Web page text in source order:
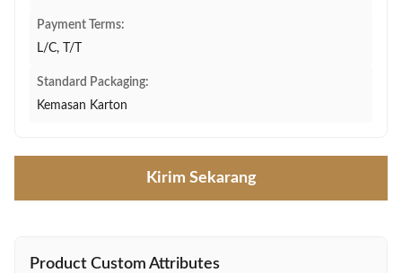
Payment Terms:
L/C, T/T
Standard Packaging:
Kemasan Karton
Kirim Sekarang
Product Custom Attributes